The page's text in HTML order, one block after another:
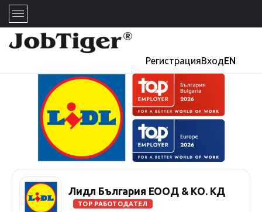
РегистрацияВходEN
Лидл България ЕООД & КО. КД
TOP РАБОТОДАТЕЛ